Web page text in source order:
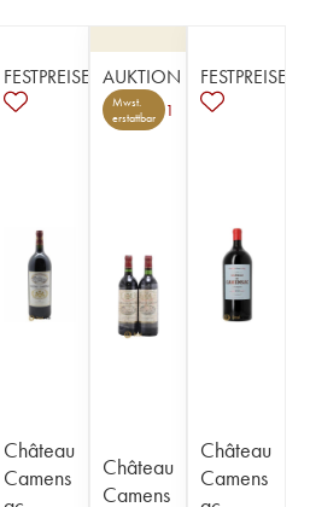
FESTPREISE
Château
Camens
AUKTION
Mwst.
erstattbar
1
Château
Camens
FESTPREISE
Château
Camens